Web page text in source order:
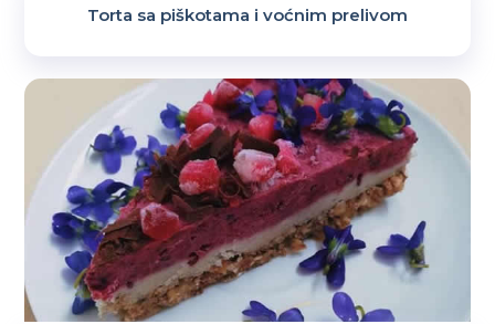
Torta sa piškotama i voćnim prelivom